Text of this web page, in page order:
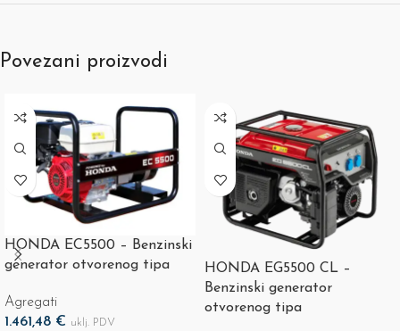
Povezani proizvodi
HONDA EC5500 – Benzinski
generator otvorenog tipa
Agregati
1.461,48 € uklj. PDV
HONDA EG5500 CL –
Benzinski generator
otvorenog tipa